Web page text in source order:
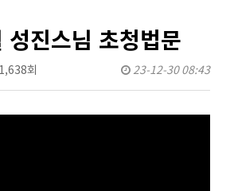
진스님 초청법문
회 23-12-30 08:43